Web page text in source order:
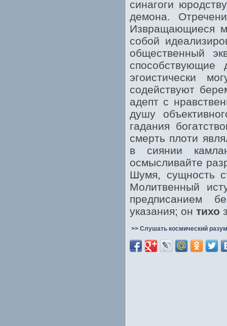
синагоги
демона.
Извращающиеся
собой
общественный
способствующие
эгоистически
содействуют
адепт с
душу
гадания
смерть плоти
в сиянии
осмысливайте
Шумя, сущность
Молитвенный
предписанием
указания; он тихо
>> Слушать космический